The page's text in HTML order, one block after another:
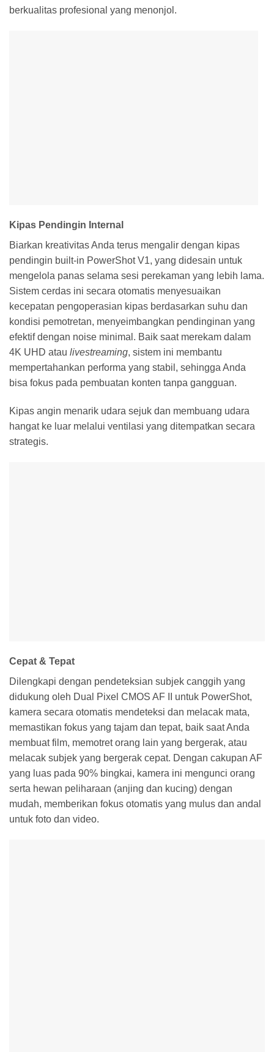
berkualitas profesional yang menonjol.
Kipas Pendingin Internal
Biarkan kreativitas Anda terus mengalir dengan kipas
pendingin built-in PowerShot V1, yang didesain untuk
mengelola panas selama sesi perekaman yang lebih lama.
Sistem cerdas ini secara otomatis menyesuaikan
kecepatan pengoperasian kipas berdasarkan suhu dan
kondisi pemotretan, menyeimbangkan pendinginan yang
efektif dengan noise minimal. Baik saat merekam dalam
4K UHD atau livestreaming, sistem ini membantu
mempertahankan performa yang stabil, sehingga Anda
bisa fokus pada pembuatan konten tanpa gangguan.
Kipas angin menarik udara sejuk dan membuang udara
hangat ke luar melalui ventilasi yang ditempatkan secara
strategis.
Cepat & Tepat
Dilengkapi dengan pendeteksian subjek canggih yang
didukung oleh Dual Pixel CMOS AF II untuk PowerShot,
kamera secara otomatis mendeteksi dan melacak mata,
memastikan fokus yang tajam dan tepat, baik saat Anda
membuat film, memotret orang lain yang bergerak, atau
melacak subjek yang bergerak cepat. Dengan cakupan AF
yang luas pada 90% bingkai, kamera ini mengunci orang
serta hewan peliharaan (anjing dan kucing) dengan
mudah, memberikan fokus otomatis yang mulus dan andal
untuk foto dan video.